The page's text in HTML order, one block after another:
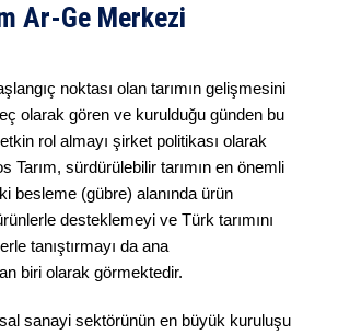
Ar-Ge Merkezi
noktası olan tarımın gelişmesini
olarak gören ve kurulduğu günden bu
rol almayı şirket politikası olarak
Tarım, sürdürülebilir tarımın en önemli
besleme (gübre) alanında ürün
desteklemeyi ve Türk tarımını
tanıştırmayı da ana
biri olarak görmektedir.
sanayi sektörünün en büyük kuruluşu